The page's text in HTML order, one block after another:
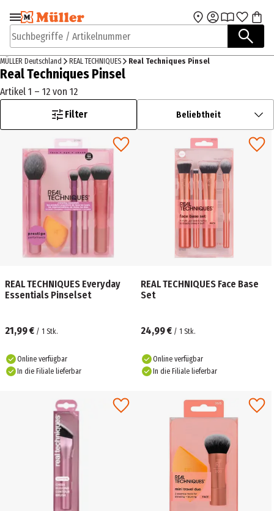
Zur Navigation
springen
Zum Hauptinhalt
Suchbegriffe / Artikelnummer
MÜLLER Deutschland REAL TECHNIQUES Real Techniques Pinsel
Real Techniques Pinsel
Artikel 1 – 12 von 12
Filter
Beliebtheit
REAL TECHNIQUES Everyday
Essentials Pinselset
21,99 € / 1 Stk.
Online verfügbar
In die Filiale lieferbar
REAL TECHNIQUES Face Base
Set
24,99 € / 1 Stk.
Online verfügbar
In die Filiale lieferbar